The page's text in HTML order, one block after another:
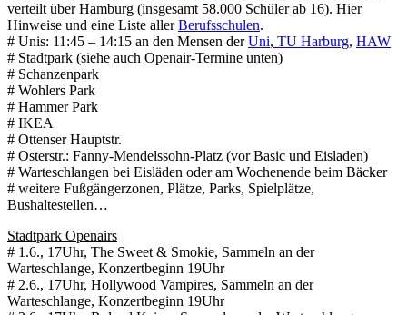
verteilt über Hamburg (insgesamt 58.000 Schüler ab 16). Hier
Hinweise und eine Liste allerBerufsschulen.
# Unis: 11:45 – 14:15 an den Mensen derUni, TU Harburg, HAW
# Stadtpark (siehe auch Openair-Termine unten)
# Schanzenpark
# Wohlers Park
# Hammer Park
# IKEA
# Ottenser Hauptstr.
# Osterstr.: Fanny-Mendelssohn-Platz (vor Basic und Eisladen)
# Warteschlangen bei Eisläden oder am Wochenende beim Bäcker
# weitere Fußgängerzonen, Plätze, Parks, Spielplätze,
Bushaltestellen…
Stadtpark Openairs
# 1.6., 17Uhr, The Sweet & Smokie, Sammeln an der
Warteschlange, Konzertbeginn 19Uhr
# 2.6., 17Uhr, Hollywood Vampires, Sammeln an der
Warteschlange, Konzertbeginn 19Uhr